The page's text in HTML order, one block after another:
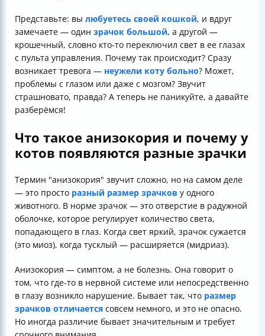
Представьте: вы любуетесь своей кошкой, и вдруг
замечаете — один зрачок большой, а другой —
крошечный, словно кто-то переключил свет в ее глазах
с пульта управления. Почему так происходит? Сразу
возникает тревога — неужели коту больно? Может,
проблемы с глазом или даже с мозгом? Звучит
страшновато, правда? А теперь не паникуйте, а давайте
разберёмся!
Что такое анизокория и почему у
котов появляются разные зрачки
Термин "анизокория" звучит сложно, но на самом деле
— это просто разный размер зрачков у одного
животного. В норме зрачок — это отверстие в радужной
оболочке, которое регулирует количество света,
попадающего в глаз. Когда свет яркий, зрачок сужается
(это миоз), когда тусклый — расширяется (мидриаз).
Анизокория — симптом, а не болезнь. Она говорит о
том, что где-то в нервной системе или непосредственно
в глазу возникло нарушение. Бывает так, что размер
зрачков отличается совсем немного, и это не опасно.
Но иногда различие бывает значительным и требует